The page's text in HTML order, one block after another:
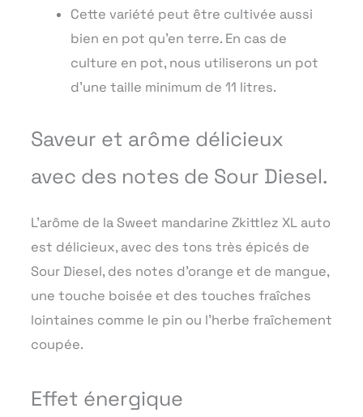
Cette variété peut être cultivée aussi
bien en pot qu’en terre. En cas de
culture en pot, nous utiliserons un pot
d’une taille minimum de 11 litres.
Saveur et arôme délicieux
avec des notes de Sour Diesel.
L’arôme de la Sweet mandarine Zkittlez XL auto
est délicieux, avec des tons très épicés de
Sour Diesel, des notes d’orange et de mangue,
une touche boisée et des touches fraîches
lointaines comme le pin ou l’herbe fraîchement
coupée.
Effet énergique